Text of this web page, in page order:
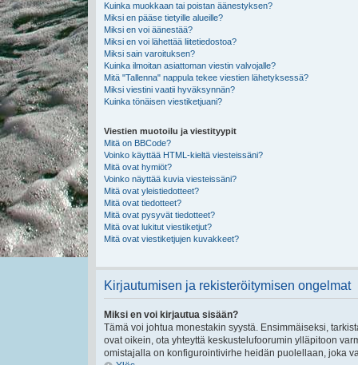
Kuinka muokkaan tai poistan äänestyksen?
Miksi en pääse tietyille alueille?
Miksi en voi äänestää?
Miksi en voi lähettää liitetiedostoa?
Miksi sain varoituksen?
Kuinka ilmoitan asiattoman viestin valvojalle?
Mitä "Tallenna" nappula tekee viestien lähetyksessä?
Miksi viestini vaatii hyväksynnän?
Kuinka tönäisen viestiketjuani?
Viestien muotoilu ja viestityypit
Mitä on BBCode?
Voinko käyttää HTML-kieltä viesteissäni?
Mitä ovat hymiöt?
Voinko näyttää kuvia viesteissäni?
Mitä ovat yleistiedotteet?
Mitä ovat tiedotteet?
Mitä ovat pysyvät tiedotteet?
Mitä ovat lukitut viestiketjut?
Mitä ovat viestiketjujen kuvakkeet?
Kirjautumisen ja rekisteröitymisen ongelmat
Miksi en voi kirjautua sisään?
Tämä voi johtua monestakin syystä. Ensimmäiseksi,
ovat oikein, ota yhteyttä keskustelufoorumin ylläpitoon
omistajalla on konfigurointivirhe heidän puolellaan, joka